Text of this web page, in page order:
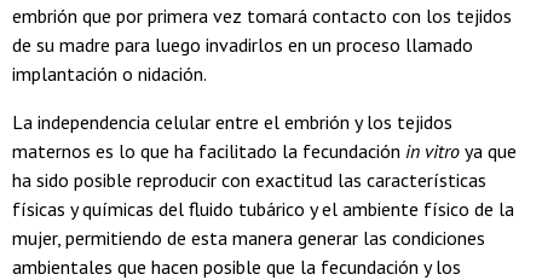
embrión que por primera vez tomará contacto con los tejidos
de su madre para luego invadirlos en un proceso llamado
implantación o nidación.
La independencia celular entre el embrión y los tejidos
maternos es lo que ha facilitado la fecundación in vitro ya que
ha sido posible reproducir con exactitud las características
físicas y químicas del fluido tubárico y el ambiente físico de la
mujer, permitiendo de esta manera generar las condiciones
ambientales que hacen posible que la fecundación y los